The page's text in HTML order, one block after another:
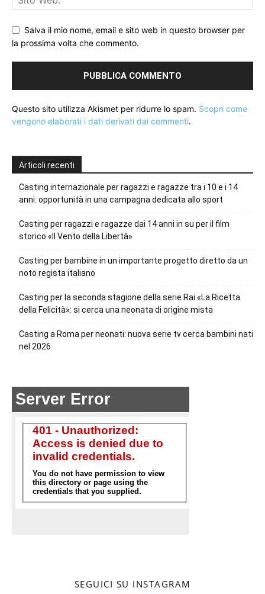
Salva il mio nome, email e sito web in questo browser per
la prossima volta che commento.
Questo sito utilizza Akismet per ridurre lo spam. Scopri come
vengono elaborati i dati derivati dai commenti.
Articoli recenti
Casting internazionale per ragazzi e ragazze tra i 10 e i 14
anni: opportunità in una campagna dedicata allo sport
Casting per ragazzi e ragazze dai 14 anni in su per il film
storico «Il Vento della Libertà»
Casting per bambine in un importante progetto diretto da un
noto regista italiano
Casting per la seconda stagione della serie Rai «La Ricetta
della Felicità»: si cerca una neonata di origine mista
Casting a Roma per neonati: nuova serie tv cerca bambini nati
nel 2026
SEGUICI SU INSTAGRAM